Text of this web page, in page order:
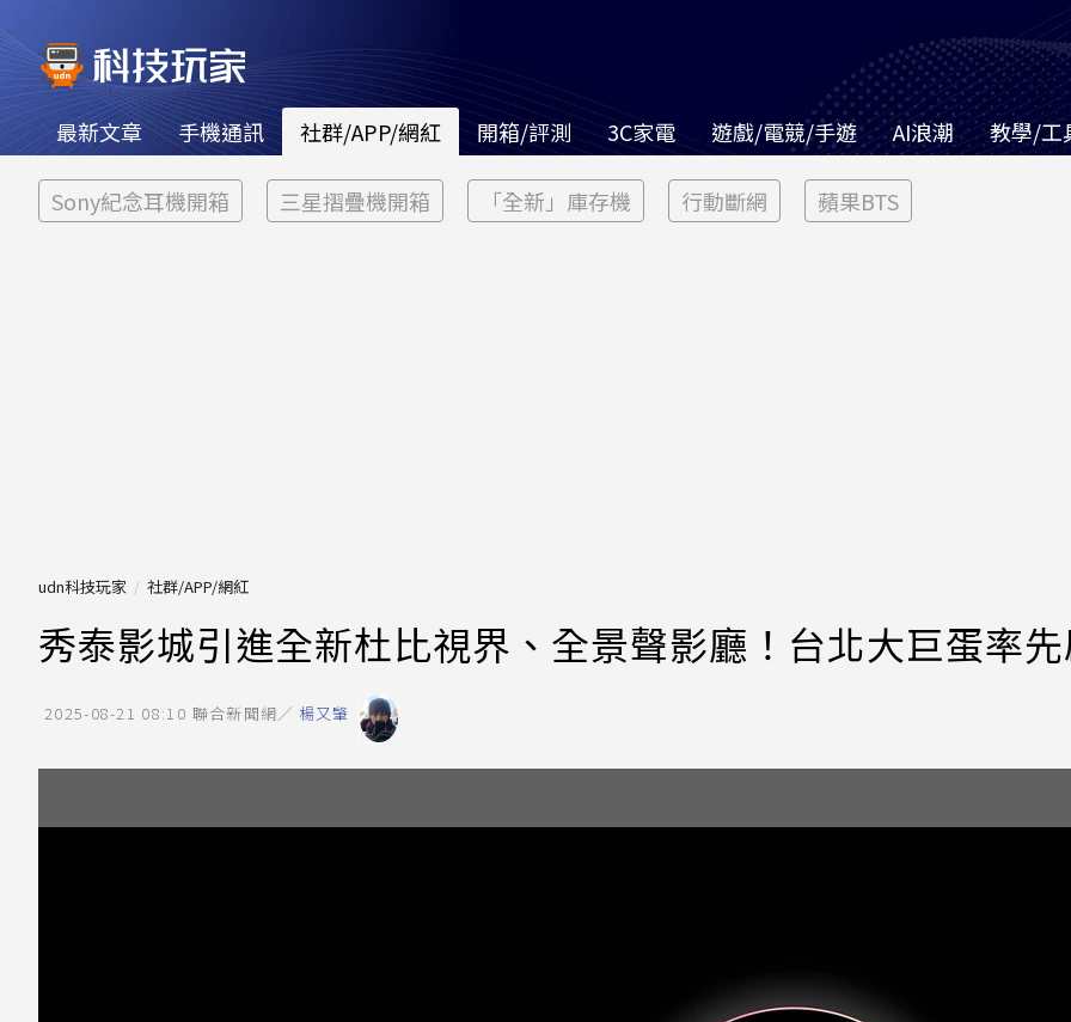
最新文章 手機通訊 社群/APP/網紅 開箱/評測 3C家電 遊戲/電競/手遊 AI浪潮 教學/工
Sony紀念耳機開箱 三星摺疊機開箱 「全新」庫存機 行動斷網 蘋果BTS
udn科技玩家 社群/APP/網紅
秀泰影城引進全新杜比視界、全景聲影廳！台北大巨蛋率
2025-08-21 08:10 聯合新聞網／ 楊又肇